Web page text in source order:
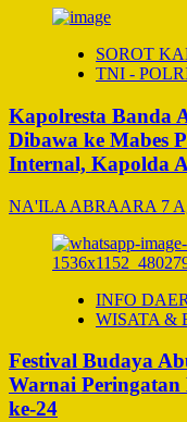
SOROT
TNI -
Kapolresta Banda
Dibawa ke Mabes
Internal, Kapolda
NA'ILA ABRAARA 7
INFO
WISATA &
Festival Budaya
Warnai
ke-24